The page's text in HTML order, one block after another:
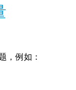
，例如：